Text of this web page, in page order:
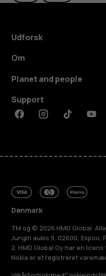
Udforsk
Om
Planet and people
Support
FacebookInstagramTiktok
Denmark
TM og © 2026 HMD Global.
Jungin aukio 9, 02600, Espoo,
2. HMD Global Oy har en
Nokia er et registreret